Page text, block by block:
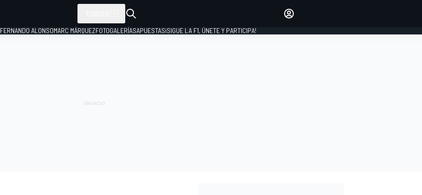
FERNANDO ALONSOMARC MÁRQUEZFOTOGALERÍASAPUESTAS¡SIGUE LA F1, ÚNETE Y PARTICIPA!